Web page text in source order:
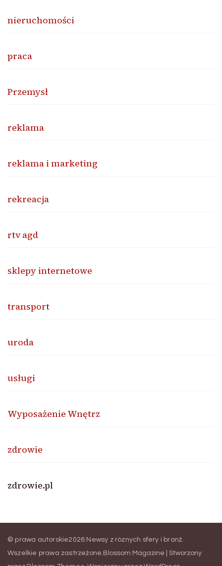
nieruchomości
praca
Przemysł
reklama
reklama i marketing
rekreacja
rtv agd
sklepy internetowe
transport
uroda
usługi
Wyposażenie Wnętrz
zdrowie
zdrowie.pl
© prawa autorskie2026 Newsy z róznych sfery i branż
Wszelkie prawa zastrzeżone. Blossom Magazine | Stworzony